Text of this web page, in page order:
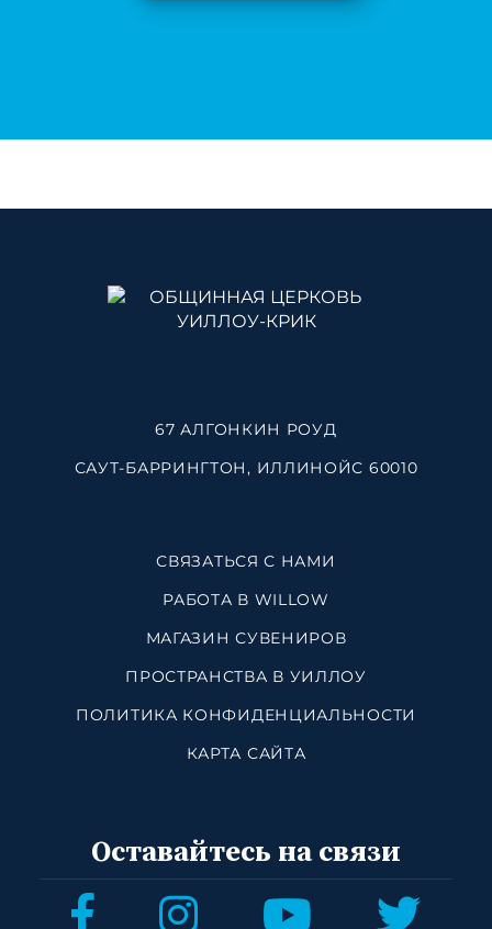
67 АЛГОНКИН РОУД
САУТ-БАРРИНГТОН, ИЛЛИНОЙС 60010
СВЯЗАТЬСЯ С НАМИ
РАБОТА В WILLOW
МАГАЗИН СУВЕНИРОВ
ПРОСТРАНСТВА В УИЛЛОУ
ПОЛИТИКА КОНФИДЕНЦИАЛЬНОСТИ
КАРТА САЙТА
Оставайтесь на связи